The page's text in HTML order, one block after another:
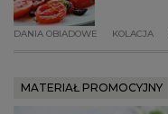
DANIA OBIADOWE KOLACJA
MATERIAŁ PROMOCYJNY